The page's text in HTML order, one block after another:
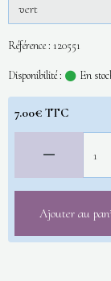
Référence : 120551
Disponibilité : En
7.00€ TTC
Ajouter au